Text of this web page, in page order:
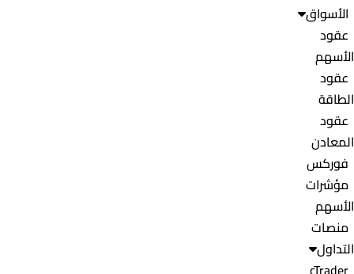
الأسواق
عقود
الأسهم
عقود
الطاقة
عقود
المعادن
فوركس
مؤشرات
الأسهم
منصات
التداول